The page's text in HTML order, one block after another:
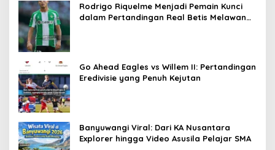
Rodrigo Riquelme Menjadi Pemain Kunci
dalam Pertandingan Real Betis Melawan
Go Ahead Eagles vs Willem II: Pertandingan
Eredivisie yang Penuh Kejutan
Banyuwangi Viral: Dari KA Nusantara
Explorer hingga Video Asusila Pelajar SMA